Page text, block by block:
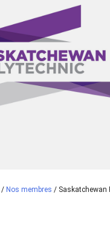
/ Nos membres / Saskatchewan